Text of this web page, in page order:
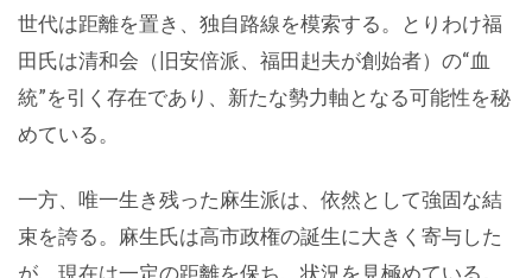
世代は距離を置き、独自路線を模索する。とりわけ福
田氏は清和会（旧安倍派、福田赳夫が創始者）の“血
統”を引く存在であり、新たな勢力軸となる可能性を秘
めている。
一方、唯一生き残った麻生派は、依然として強固な結
束を誇る。麻生氏は高市政権の誕生に大きく寄与した
が、現在は一定の距離を保ち、状況を見極めている。